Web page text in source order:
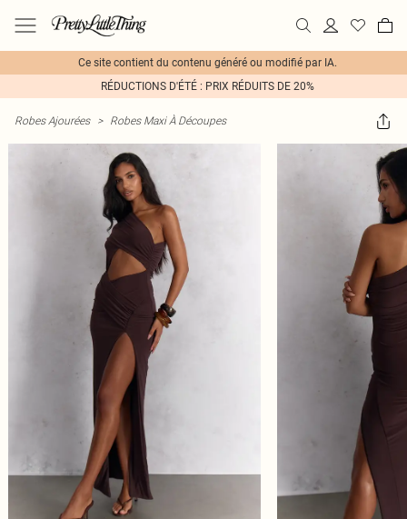
Ce site contient du contenu généré ou modifié par IA.
RÉDUCTIONS D'ÉTÉ : PRIX RÉDUITS DE 20%
Robes Ajourées > Robes Maxi À Découpes